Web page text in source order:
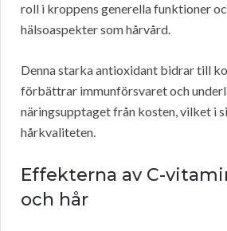
roll i kroppens generella funktioner
hälsoaspekter som hårvård.
Denna starka antioxidant bidrar till
förbättrar immunförsvaret och
näringsupptaget från kosten, vilket i
hårkvaliteten.
Effekterna av C-
och hår